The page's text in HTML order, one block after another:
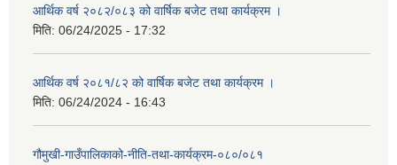
आर्थिक वर्ष २०८२/०८३ को वार्षिक बजेट तथा कार्यक्रम ।
मिति: 06/24/2025 - 17:32
आर्थिक वर्ष २०८१/८२ को वार्षिक बजेट तथा कार्यक्रम ।
मिति: 06/24/2024 - 16:43
गौमुखी-गाउँपालिकाको-नीति-तथा-कार्यक्रम-०८०/०८१